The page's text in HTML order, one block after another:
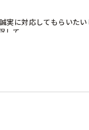
に対応してもらいたい
て。
そのままにしてクレー